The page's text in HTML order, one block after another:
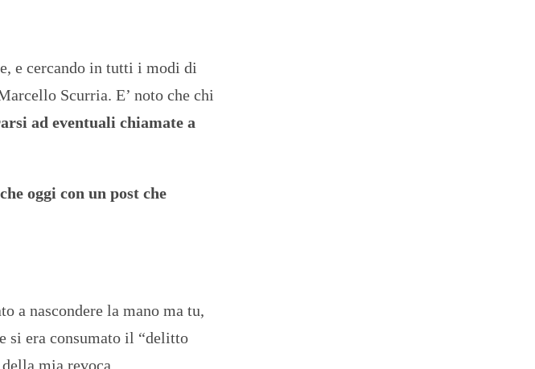
e cercando in tutti i modi di
Scurria. E’ noto che chi
ad eventuali chiamate a
oggi con un post che
a nascondere la mano ma tu,
si era consumato il “delitto
mia revoca.